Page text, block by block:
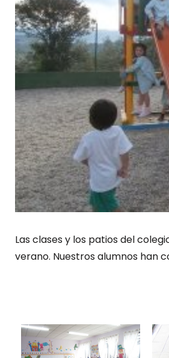
Las clases y los patios del
verano. Nuestros alumnos han